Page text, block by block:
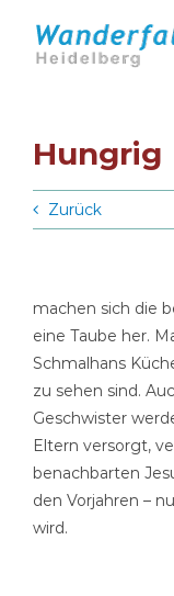
Inhalt
springen
Hungrig
Zurück
machen sich die
eine Taube her.
Schmalhans
zu sehen sind.
Geschwister
Eltern versorgt,
benachbarten
den Vorjahren –
wird.